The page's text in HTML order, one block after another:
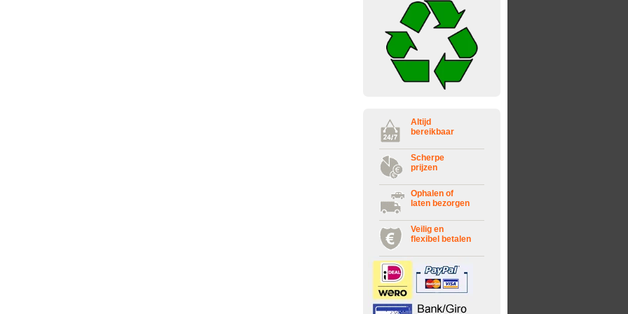
Altijd
bereikbaar
Scherpe
prijzen
Ophalen of
laten bezorgen
Veilig en
flexibel betalen